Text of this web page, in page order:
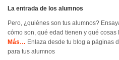
La entrada de los alumnos
Pero, ¿quiénes son tus alumnos?
cómo son, qué edad tienen y qué cosas
Más… Enlaza desde tu blog a páginas
para tus alumnos